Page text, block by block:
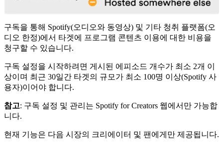
구독을 통해 Spotify(오디오와 동영상) 및 기타 청취 플랫폼(오
디오 한정)에서 타겟에 프로그램 콘텐츠 이용에 대한 비용을
청구할 수 있습니다.
구독 설정을 시작하려면 게시된 에피소드 개수가 최소 2개 이
상이며 최근 30일간 타겟의 규모가 최소 100명 이상(Spotify 사
용자)이어야 합니다.
참고: 구독 설정 및 관리는 Spotify for Creators 웹에서만 가능합
니다.
현재 기능은 다음 시장의 크리에이터 및 팬에게만 제공됩니다.